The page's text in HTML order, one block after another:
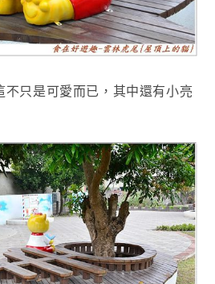
不只是可愛而已 ，其中還有小亮